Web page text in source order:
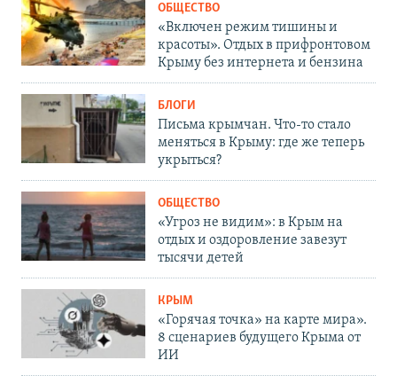
ОБЩЕСТВО
«Включен режим тишины и
красоты». Отдых в прифронтовом
Крыму без интернета и бензина
БЛОГИ
Письма крымчан. Что-то стало
меняться в Крыму: где же теперь
укрыться?
ОБЩЕСТВО
«Угроз не видим»: в Крым на
отдых и оздоровление завезут
тысячи детей
КРЫМ
«Горячая точка» на карте мира».
8 сценариев будущего Крыма от
ИИ